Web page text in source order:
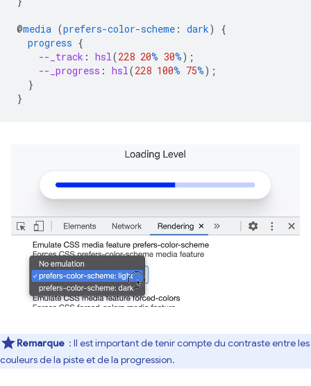
@media (prefers-color-scheme : dark)
{
progress {
--_track : hsl (228 20% 30%);
--_progress : hsl (228 100% 75%);
}
}
Remarque : Il est important de tenir compte du contraste entre les
couleurs de la piste et de la progression.